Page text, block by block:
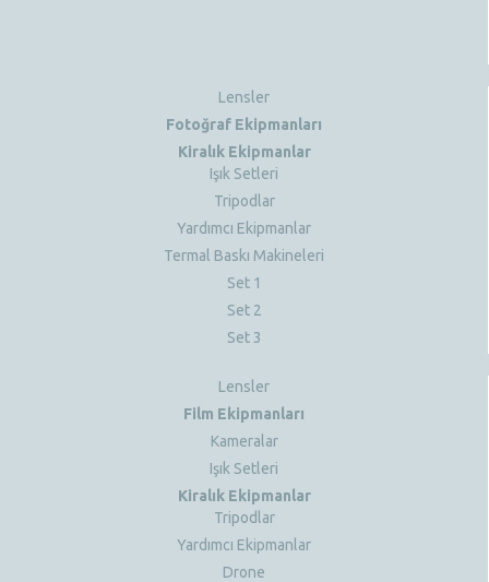
Lensler
Fotoğraf Ekipmanları
Kiralık Ekipmanlar
Işık Setleri
Tripodlar
Yardımcı Ekipmanlar
Termal Baskı Makineleri
Set 1
Set 2
Set 3
Lensler
Film Ekipmanları
Kameralar
Işık Setleri
Kiralık Ekipmanlar
Tripodlar
Yardımcı Ekipmanlar
Drone